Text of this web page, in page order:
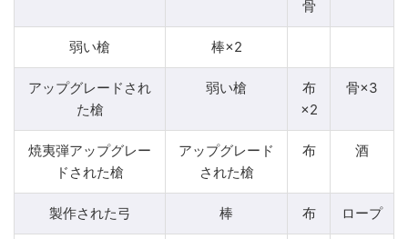
骨
弱い槍 棒×2
アップグレードされ
た槍
弱い槍
布
×2
骨×3
焼夷弾アップグレー
ドされた槍
アップグレード
された槍
布 酒
製作された弓 棒 布 ロープ